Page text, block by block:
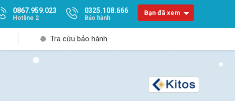
0867.959.023
Hotline 2
0325.108.666
Bảo hành
Bạn đã xem
Tra cứu bảo hành